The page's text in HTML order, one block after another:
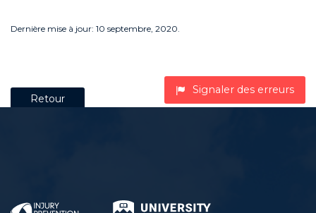
Dernière mise à jour: 10 septembre, 2020.
Retour
Signaler des erreurs